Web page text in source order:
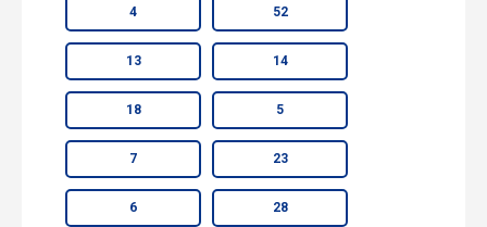
4 52
13 14
18 5
7 23
6 28